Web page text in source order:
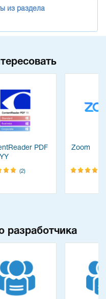
из раздела
PDF
(2)
Zoom
разработчика